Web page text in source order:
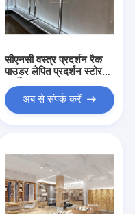
सीएनसी वस्त्र प्रदर्शन रैक
पाउडर लेपित प्रदर्शन स्टोर
फर्नीचर
अब से संपर्क करें